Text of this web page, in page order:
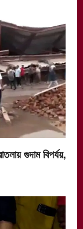
গুদাম বিপর্যয়,